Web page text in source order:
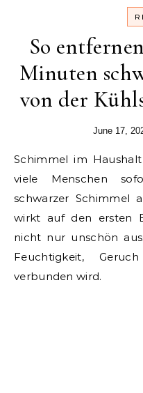
So
Minuten
von der
June 17,
Schimmel im Haushalt gehört zu den Dingen, die
viele Menschen
schwarzer Schimmel
wirkt auf den ersten
nicht nur unschön
Feuchtigkeit,
verbunden wird.